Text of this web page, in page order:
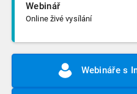
Webinář
Online živé vysílání
Webináře s